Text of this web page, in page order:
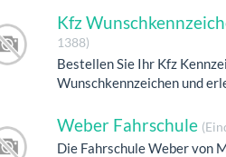
Kfz
1388)
Bestellen Sie Ihr Kfz
Wunschkennzeichen und
Weber Fahrschule
Die Fahrschule Weber von